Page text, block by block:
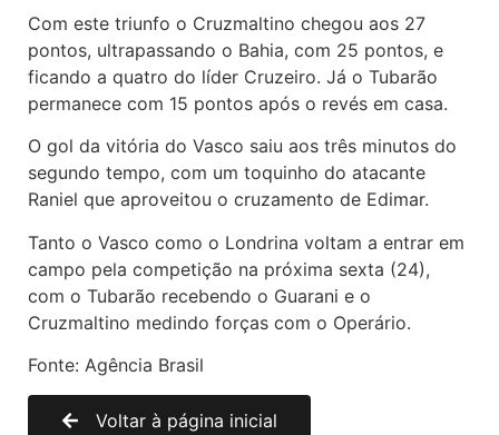
Com este triunfo o Cruzmaltino chegou aos 27
pontos, ultrapassando o Bahia, com 25 pontos, e
ficando a quatro do líder Cruzeiro. Já o Tubarão
permanece com 15 pontos após o revés em casa.
O gol da vitória do Vasco saiu aos três minutos do
segundo tempo, com um toquinho do atacante
Raniel que aproveitou o cruzamento de Edimar.
Tanto o Vasco como o Londrina voltam a entrar em
campo pela competição na próxima sexta (24),
com o Tubarão recebendo o Guarani e o
Cruzmaltino medindo forças com o Operário.
Fonte: Agência Brasil
Voltar à página inicial